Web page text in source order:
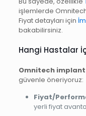
işlemlerde
Fiyat detayları için
bakabilirsiniz.
Hangi Hastalar
Omnitech implant
güvenle öneriyoruz:
Fiyat/
yerli fiyat